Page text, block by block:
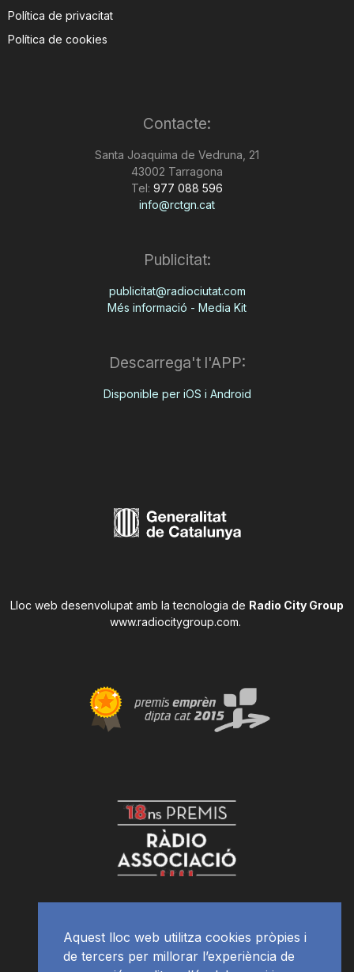
Política de privacitat
Política de cookies
Contacte:
Santa Joaquima de Vedruna, 21
43002 Tarragona
Tel: 977 088 596
info@rctgn.cat
Publicitat:
publicitat@radiociutat.com
Més informació - Media Kit
Descarrega't l'APP:
Disponible per iOS i Android
Lloc web desenvolupat amb la tecnologia de Radio City Group
www.radiocitygroup.com.
Aquest lloc web utilitza cookies pròpies i
de tercers per millorar l’experiència de